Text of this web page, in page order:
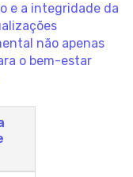
e a integridade da
não apenas
o bem-estar